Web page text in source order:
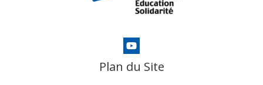
Plan du Site